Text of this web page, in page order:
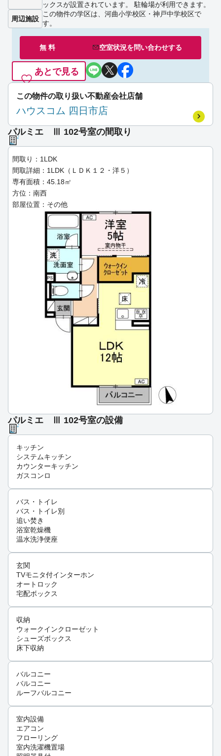
ックスが設置されています。 駐輪場が利用できます。
周辺施設
この物件の学区は、河曲小学校区・神戸中学校区で
す。
無 料 空室状況を問い合わせする
あとで見る
この物件の取り扱い不動産会社店舗
ハウスコム 四日市店
パルミエ Ⅲ 102号室の間取り
間取り：1LDK
間取詳細：1LDK（ＬＤＫ１２・洋５）
専有面積：45.18㎡
方位：南西
部屋位置：その他
パルミエ Ⅲ 102号室の設備
キッチン
システムキッチン
カウンターキッチン
ガスコンロ
バス・トイレ
バス・トイレ別
追い焚き
浴室乾燥機
温水洗浄便座
玄関
TVモニタ付インターホン
オートロック
宅配ボックス
収納
ウォークインクローゼット
シューズボックス
床下収納
バルコニー
バルコニー
ルーフバルコニー
室内設備
エアコン
フローリング
室内洗濯機置場